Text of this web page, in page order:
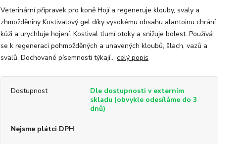
Veterinární přípravek pro koně Hojí a regeneruje klouby, svaly a
zhmožděniny Kostivalový gel díky vysokému obsahu alantoinu chrání
kůži a urychluje hojení. Kostival tlumí otoky a snižuje bolest. Používá
se k regeneraci pohmožděných a unavených kloubů, šlach, vazů a
svalů. Dochované písemnosti týkají... celý popis
Dostupnost
Dle dostupnosti v externím
skladu (obvykle odesíláme do 3
dnů)
Nejsme plátci DPH